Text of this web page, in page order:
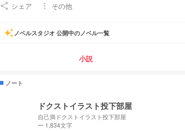
share シェア more_vert その他
auto_awesomeノベルスタジオ 公開中のノベル一覧
小説
ノート
ドクストイラスト投下部屋
自己満ドクストイラスト投下部屋
ー 1,834文字